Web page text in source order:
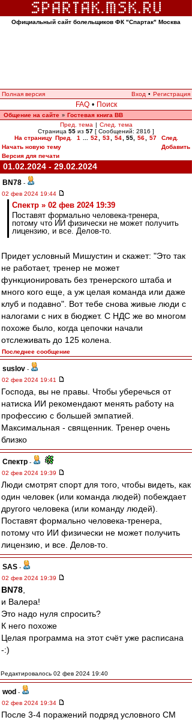
Официальный сайт болельщиков ФК "Спартак" Москва
Полная версия Вход • Регистрация
FAQ • Поиск
Общение на сайте » Гостевая книга ВВ
Пред. тема | След. тема
Страница 55 из 57 [ Сообщений: 2816 ]
На страницу Пред. 1 52 53 54 55, 56 57
След.
Начать новую тему
Добавить
Версия для печати
01.02.2024 - 29.02.2024
BN78 -
02 фев 2024 19:44
Спектр » 02 фев 2024 19:39
Поставят формально человека-тренера,
потому что ИИ физически не может получить
лицензию, и все. Делов-то.
Придет условный Мишустин и скажет: "Это так
не работает, тренер не может
функционировать без тренерского штаба и
много кого еще, а уж целая команда или даже
клуб и подавно". Вот тебе снова живые люди с
налогами с них в бюджет. С НДС же во многом
похоже было, когда цепочки начали
отслеживать до 125 колена.
Последнее сообщение
suslov -
02 фев 2024 19:41
Господа, вы не правы. Чтобы уберечься от
натиска ИИ рекомендают менять работу на
профессию с большей эмпатией.
Максимальная - священник. Тренер очень
близко
Спектр -
02 фев 2024 19:39
Люди смотрят спорт для того, чтобы видеть, как
один человек (или команда людей) побеждает
другого человека (или команду людей).
Поставят формально человека-тренера,
потому что ИИ физически не может получить
лицензию, и все. Делов-то.
SAS -
02 фев 2024 19:39
BN78
и Валера!
Это надо нуля спросить?
К него похоже
Целая программа на этот счёт уже расписана
-:)
Редактировалось 02 фев 2024 19:40
wod -
02 фев 2024 19:34
После 3-4 поражений подряд условного СМ